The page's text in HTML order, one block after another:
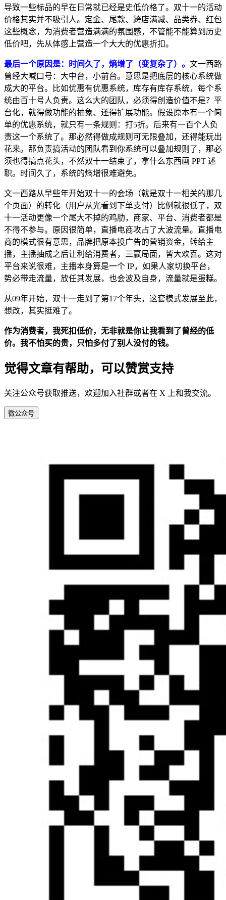
导致一些标品的早在日常就已经是史低价格了。双十一的活动
价格其实并不吸引人。定金、尾款、跨店满减、品类券、红包
这些概念，为消费者营造满满的氛围感，不管能不能算到历史
低价吧，先从体感上营造一个大大的优惠折扣。
最后一个原因是：时间久了，熵增了（变复杂了）。 文一西路
曾经大喊口号：大中台，小前台。意思是把底层的核心系统做
成大的平台。比如优惠有优惠系统，库存有库存系统，每个系
统由百十号人负责。这么大的团队，必须得创造价值不是？平
台化，就得做功能的抽象、还得扩展功能。假设原本有一个简
单的优惠系统，就只有一条规则：打5折。后来有一百个人负
责这一个系统了。那必然得做成规则可无限叠加，还得能玩出
花来。那负责搞活动的团队看到你系统可以叠加规则了，那必
须也得搞点花头，不然双十一结束了，拿什么东西画 PPT 述
职。时间久了，系统的熵增很难避免。
文一西路从早些年开始双十一的会场（就是双十一相关的那几
个页面）的转化（用户从光看到下单支付）比例就很低了，双
十一活动更像一个尾大不掉的鸡肋，商家、平台、消费者都是
不得不参与。原因很简单，直播电商攻占了大波流量。直播电
商的模式很有意思，品牌把原本投广告的营销资金，转给主
播，主播抽成之后让利给消费者，三赢局面，皆大欢喜。这对
平台来说很难，主播本身算是一个 IP，如果人家切换平台，
势必带走流量，放任其发展，也会波及自身，流量就是蛋糕。
从09年开始，双十一走到了第17个年头，这套模式发展至此，
想改，其实挺难了。
作为消费者，我死扣低价，无非就是你让我看到了曾经的低
价。我不怕买的贵，只怕多付了别人没付的钱。
觉得文章有帮助，可以赞赏支持
关注公众号获取推送，欢迎加入社群或者在 X 上和我交流。
微公众号